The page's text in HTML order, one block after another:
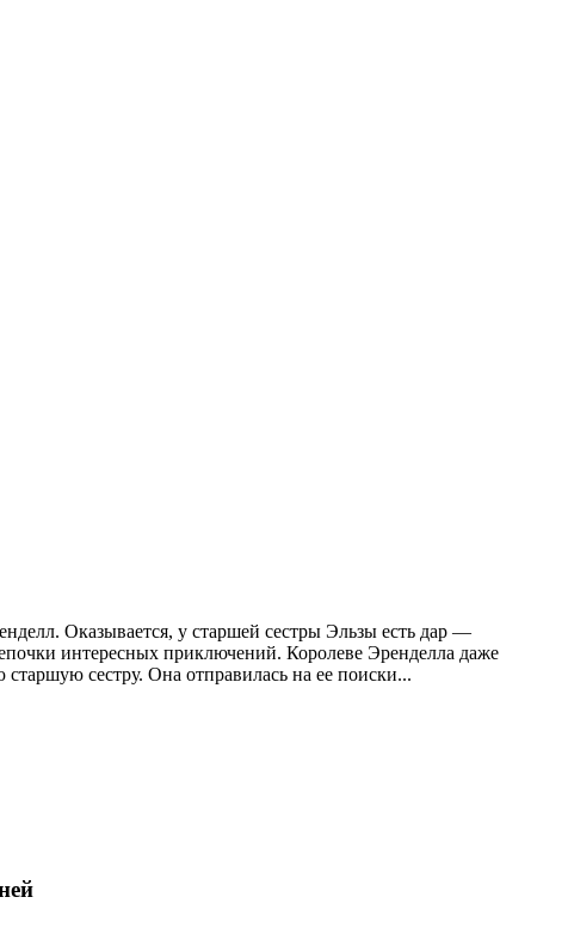
Оказывается, у старшей сестры Эльзы есть дар —
интересных приключений. Королеве Эренделла даже
старшую сестру. Она отправилась на ее поиски...